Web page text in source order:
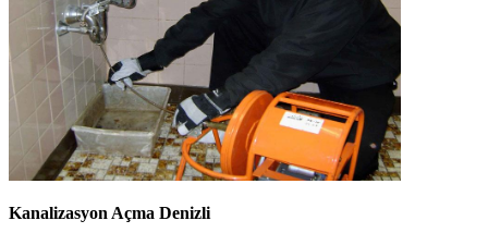
Kanalizasyon Açma Denizli